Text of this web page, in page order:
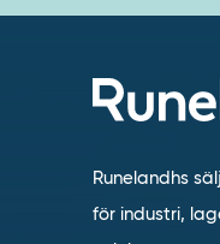
Runelandhs
för industri,